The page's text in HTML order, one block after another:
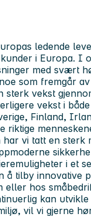
ledende
i Europa. I
med svært
som fremgår
sterk vekst
vekst i
Finland,
riktige
har vi tatt en
i et
å tilby innovative
eller hos
kan
vil vi gjerne